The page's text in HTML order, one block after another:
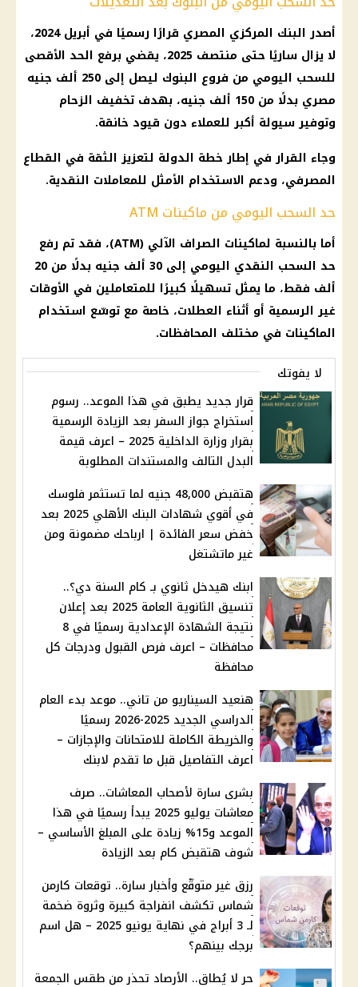
أصدر البنك المركزي المصري قرارًا رسميًا في أبريل 2024،
لا يزال ساريًا حتى منتصف 2025، يقضي برفع الحد الأقصى
للسحب اليومي من فروع البنوك ليصل إلى 250 ألف جنيه
مصري بدلًا من 150 ألف جنيه، بهدف تخفيف الزحام
وتوفير سيولة أكبر للعملاء دون قيود خانقة.
وجاء القرار في إطار خطة الدولة لتعزيز الثقة في القطاع
المصرفي، ودعم الاستخدام الأمثل للمعاملات النقدية.
حد السحب اليومي من ماكينات ATM
أما بالنسبة لماكينات الصراف الآلي (ATM)، فقد تم رفع
حد السحب النقدي اليومي إلى 30 ألف جنيه بدلًا من 20
ألف فقط، ما يمثل تسهيلًا كبيرًا للمتعاملين في الأوقات
غير الرسمية أو أثناء العطلات، خاصة مع توسّع استخدام
الماكينات في مختلف المحافظات.
لا يفوتك
قرار جديد يطبق في هذا الموعد.. رسوم
استخراج جواز السفر بعد الزيادة الرسمية
بقرار وزارة الداخلية 2025 – اعرف قيمة
البدل التالف والمستندات المطلوبة
هتقبض 48,000 جنيه لما تستثمر فلوسك
في أقوي شهادات البنك الأهلي 2025 بعد
خفض سعر الفائدة | ارباحك مضمونة ومن
غير ماتشتغل
ابنك هيدخل ثانوي بـ كام السنة دي؟..
تنسيق الثانوية العامة 2025 بعد إعلان
نتيجة الشهادة الإعدادية رسميًا في 8
محافظات – اعرف فرص القبول ودرجات كل
محافظة
هنعيد السيناريو من تاني.. موعد بدء العام
الدراسي الجديد 2025-2026 رسميًا
والخريطة الكاملة للامتحانات والإجازات –
اعرف التفاصيل قبل ما تقدم لابنك
بشرى سارة لأصحاب المعاشات.. صرف
معاشات يوليو 2025 يبدأ رسميًا في هذا
الموعد و15% زيادة على المبلغ الأساسي –
شوف هتقبض كام بعد الزيادة
رزق غير متوقّع وأخبار سارة.. توقعات كارمن
شماس تكشف انفراجة كبيرة وثروة ضخمة
لـ 3 أبراج في نهاية يونيو 2025 – هل اسم
برجك بينهم؟
حر لا يُطاق.. الأرصاد تحذر من طقس الجمعة